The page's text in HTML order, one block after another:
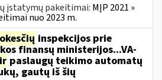
įstatymų pakeitimai: MĮP 2021 »
nuo 2023 m.
inspekcijos prie
finansų ministerijos...VA-
ir paslaugų teikimo automatų
gautų iš šių